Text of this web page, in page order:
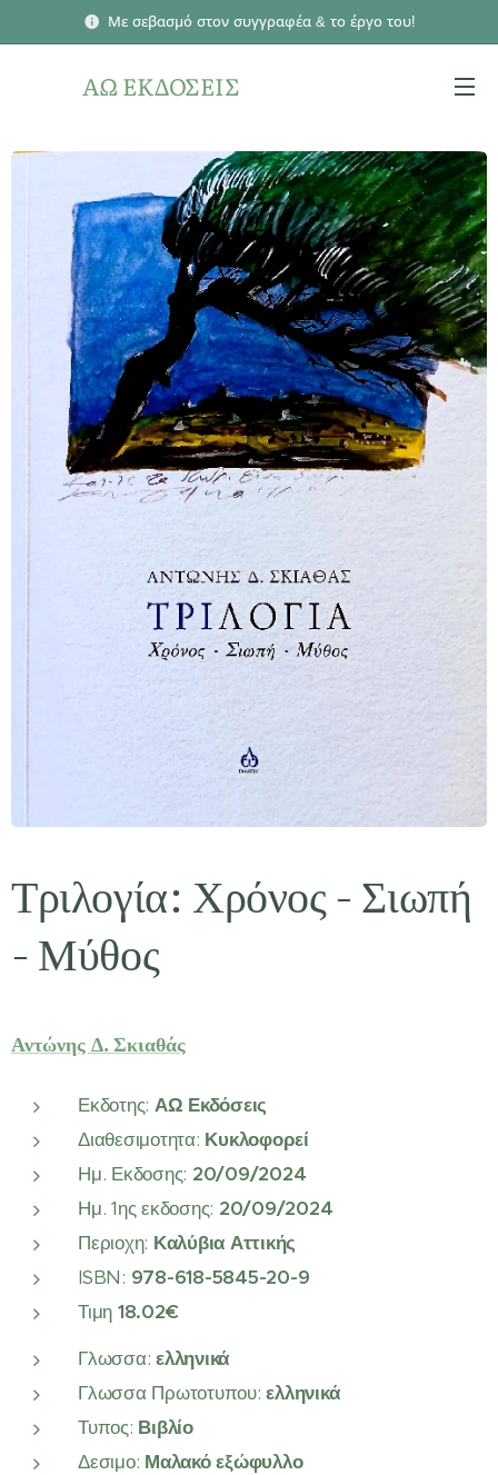
Με σεβασμό στον συγγραφέα & το έργο του!
ΑΩ ΕΚΔΟΣΕΙΣ
Τριλογία: Χρόνος - Σιωπή
- Μύθος
Αντώνης Δ. Σκιαθάς
Εκδοτης: ΑΩ Εκδόσεις
Διαθεσιμοτητα: Κυκλοφορεί
Ημ. Εκδοσης: 20/09/2024
Ημ. 1ης εκδοσης: 20/09/2024
Περιοχη: Καλύβια Αττικής
ISBN: 978-618-5845-20-9
Τιμη 18.02€
Γλωσσα:ελληνικά
Γλωσσα Πρωτοτυπου:ελληνικά
Τυπος: Βιβλίο
Δεσιμο: Μαλακό εξώφυλλο